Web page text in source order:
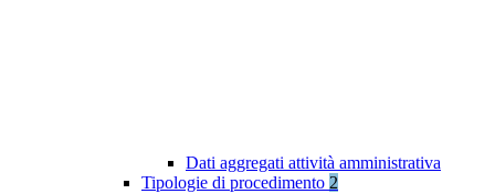
Dati aggregati attività amministrativa
Tipologie di procedimento 2